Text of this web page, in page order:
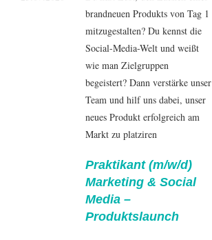
brandneuen Produkts von Tag 1
mitzugestalten? Du kennst die
Social-Media-Welt und weißt
wie man Zielgruppen
begeistert? Dann verstärke unser
Team und hilf uns dabei, unser
neues Produkt erfolgreich am
Markt zu platziren
Praktikant (m/w/d)
Marketing & Social
Media –
Produktslaunch